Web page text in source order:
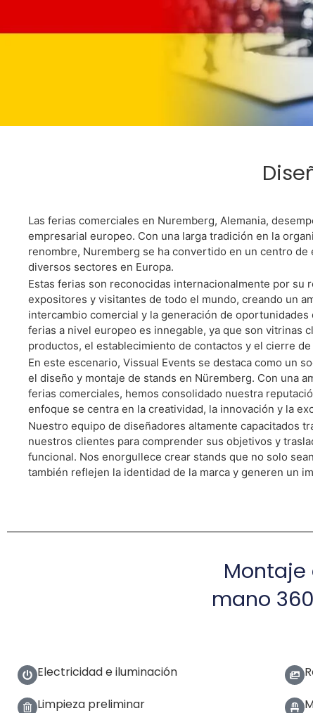
Somos La
Las ferias comerciales en Nuremberg, Alemania,
empresarial europeo. Con una larga tradición en la
renombre, Nuremberg se ha convertido en un centro
diversos sectores en Europa.
Estas ferias son reconocidas internacionalmente por su
expositores y visitantes de todo el mundo, creando un
intercambio comercial y la generación de
ferias a nivel europeo es innegable, ya que son vitrinas
productos, el establecimiento de contactos y el cierre
En este escenario, Vissual Events se destaca como un
el diseño y montaje de stands en Nüremberg. Con una
ferias comerciales, hemos consolidado nuestra
enfoque se centra en la creatividad, la innovación y la
Nuestro equipo de diseñadores altamente capacitados
nuestros clientes para comprender sus objetivos y
funcional. Nos enorgullece crear stands que no solo
también reflejen la identidad de la marca y generen un
Montaje
mano
Electricidad e iluminación
Limpieza preliminar